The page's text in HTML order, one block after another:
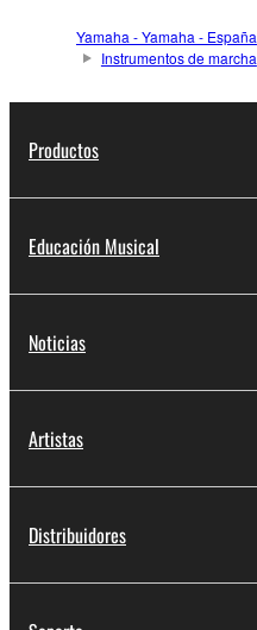
Yamaha - Yamaha - España
Instrumentos de marcha
Productos
Educación Musical
Noticias
Artistas
Distribuidores